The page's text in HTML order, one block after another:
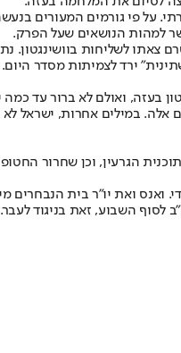
על פי גורמים המעורים
למהות הנושאים שעל הפרק.
לשליחות בוושינגטון.
בעזה, ואולם לא ברור עד
במילים אחרות, ישראל
הגרעין, וכן שחרור
ואנס ואת יו"ר בית הנבחרים
לסוף השבוע, זאת בניגוד לעבר.